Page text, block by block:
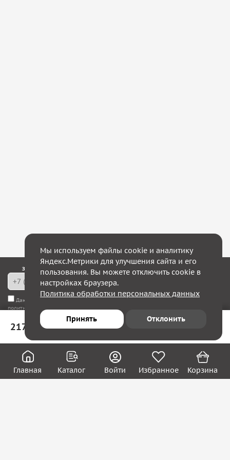
Главная Каталог Избранное
Войти Корзина
217 ₽
Закажите обратный звонок — в течение 10 минут мы с Вами свяжемся!
Даю согласие на обработку моих персональных данных
политикой конфиденциальности
Юридическим лицам
Акции
Вакансии
Контакты
Мы используем файлы cookie и аналитику
Яндекс.Метрики для улучшения сайта и его
пользования. Вы можете отключить cookie в
настройках браузера.
Политика обработки персональных данных
Принять Отклонить